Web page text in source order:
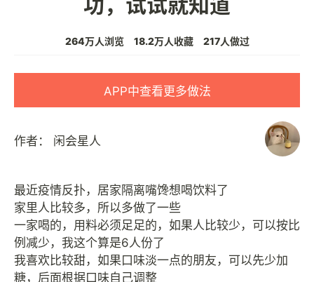
功，试试就知道
264万人浏览 18.2万人收藏 217人做过
APP中查看更多做法
作者： 闲会星人
最近疫情反扑，居家隔离嘴馋想喝饮料了
家里人比较多，所以多做了一些
一家喝的，用料必须足足的，如果人比较少，可以按比
例减少，我这个算是6人份了
我喜欢比较甜，如果口味淡一点的朋友，可以先少加